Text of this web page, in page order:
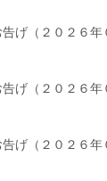
げ（２０２６年
げ（２０２６年
げ（２０２６年